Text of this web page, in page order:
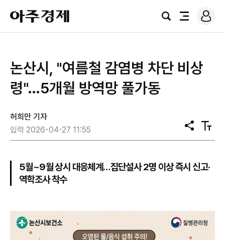
아
주
경
검
전
로
그
논산시, "여름철 감염병 차단 비상
령"…5개월 방역망 풀가동
허희만 기자
입력 2026-04-27 11:55
공
유
텍
스
기
5월~9월 상시 대응체계…집단설사 2명 이상 즉시 신고·
역학조사 착수